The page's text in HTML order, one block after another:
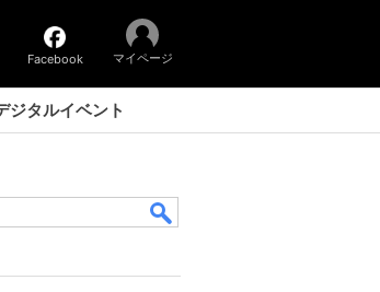
Facebook マイページ
ジタルイベント